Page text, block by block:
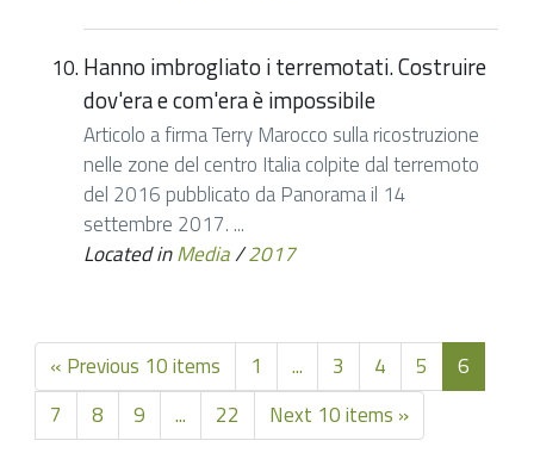
Hanno imbrogliato i terremotati. Costruire
dov'era e com'era è impossibile
Articolo a firma Terry Marocco sulla ricostruzione
nelle zone del centro Italia colpite dal terremoto
del 2016 pubblicato da Panorama il 14
settembre 2017. ...
Located inMedia/2017
« Previous 10 items 1 ... 3 4 5
6
7
8 9 ... 22 Next 10 items »